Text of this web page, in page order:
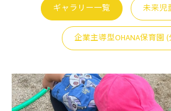
ギャラリー一覧 未来児
企業主導型OHANA保育園